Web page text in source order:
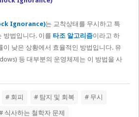
Ignorance)는 교착상태를 무시하고 특
방법입니다. 이를 타조 알고리즘이라고 하
이 낮은 상황에서 효율적인 방법입니다. 유
등 대부분의 운영체제는 이 방법을 사
# 회피 # 탐지 및 회복 # 무시
식사하는 철학자 문제